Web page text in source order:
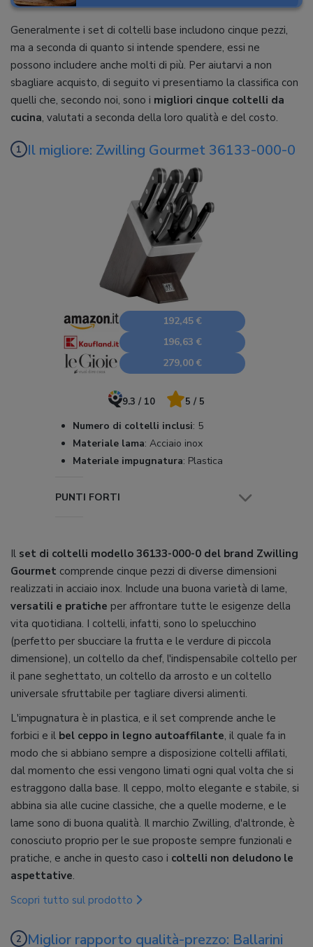
Generalmente i set di coltelli base includono cinque pezzi,
ma a seconda di quanto si intende spendere, essi ne
possono includere anche molti di più. Per aiutarvi a non
sbagliare acquisto, di seguito vi presentiamo la classifica con
quelli che, secondo noi, sono i migliori cinque coltelli da
cucina, valutati a seconda della loro qualità e del costo.
Il migliore: Zwilling Gourmet 36133-000-0
192,45 €
196,63 €
279,00 €
9.3 / 10 5 / 5
Numero di coltelli inclusi: 5
Materiale lama: Acciaio inox
Materiale impugnatura: Plastica
PUNTI FORTI
Il set di coltelli modello 36133-000-0 del brand Zwilling
Gourmet comprende cinque pezzi di diverse dimensioni
realizzati in acciaio inox. Include una buona varietà di lame,
versatili e pratiche per affrontare tutte le esigenze della
vita quotidiana. I coltelli, infatti, sono lo spelucchino
(perfetto per sbucciare la frutta e le verdure di piccola
dimensione), un coltello da chef, l'indispensabile coltello per
il pane seghettato, un coltello da arrosto e un coltello
universale sfruttabile per tagliare diversi alimenti.
L'impugnatura è in plastica, e il set comprende anche le
forbici e il bel ceppo in legno autoaffilante, il quale fa in
modo che si abbiano sempre a disposizione coltelli affilati,
dal momento che essi vengono limati ogni qual volta che si
estraggono dalla base. Il ceppo, molto elegante e stabile, si
abbina sia alle cucine classiche, che a quelle moderne, e le
lame sono di buona qualità. Il marchio Zwilling, d'altronde, è
conosciuto proprio per le sue proposte sempre funzionali e
pratiche, e anche in questo caso i coltelli non deludono le
aspettative.
Scopri tutto sul prodotto
Miglior rapporto qualità-prezzo: Ballarini